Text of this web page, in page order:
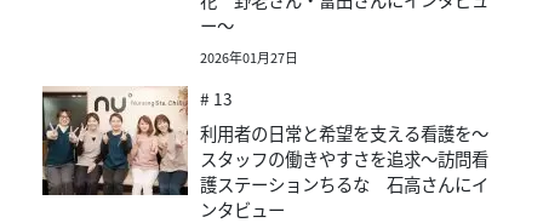
ー～
2026年01月27日
# 13
利用者の日常と希望を支える看護を～
スタッフの働きやすさを追求～訪問看
護ステーションちるな 石高さんにイ
ンタビュー